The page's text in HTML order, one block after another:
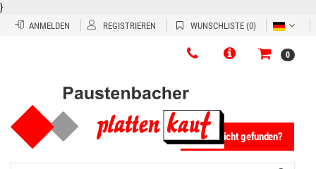
}
ANMELDEN REGISTRIEREN WUNSCHLISTE (0)
0
Fliese nicht gefunden?